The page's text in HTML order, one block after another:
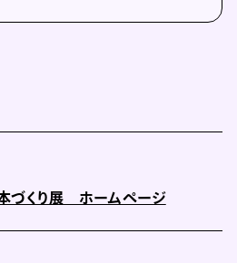
づくり展 ホームページ